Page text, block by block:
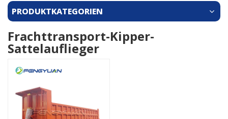
PRODUKTKATEGORIEN
Frachttransport-Kipper-
Sattelauflieger